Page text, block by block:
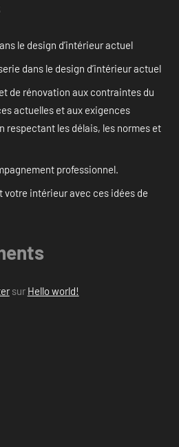
le design d’intérieur actuel
dans le design d’intérieur actuel
de rénovation aux contraintes du
actuelles et aux exigences
respectant les délais, les normes et
professionnel.
votre intérieur avec ces idées de
sur Hello world!